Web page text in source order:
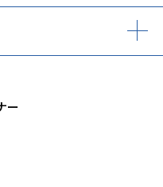
ー